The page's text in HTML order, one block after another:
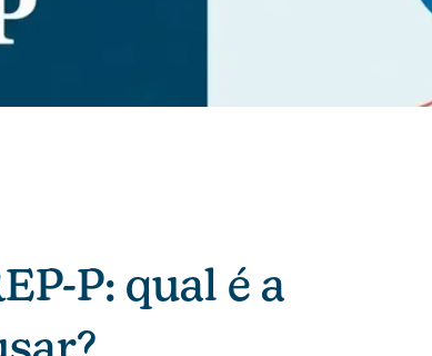
P: qual é a